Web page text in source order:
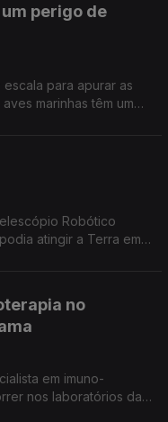
perigo de
para apurar as
marinhas têm um
Robótico
atingir a Terra em
no
em imuno-
nos laboratórios da